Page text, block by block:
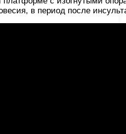
в период после